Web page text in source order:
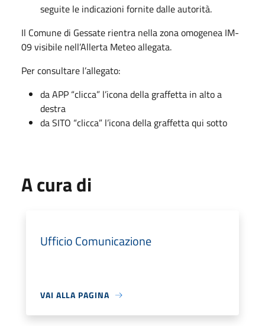
seguite le indicazioni fornite dalle autorità.
Il Comune di Gessate rientra nella zona omogenea IM-
09 visibile nell’Allerta Meteo allegata.
Per consultare l’allegato:
da APP “clicca” l’icona della graffetta in alto a
destra
da SITO “clicca” l’icona della graffetta qui sotto
A cura di
Ufficio Comunicazione
VAI ALLA PAGINA